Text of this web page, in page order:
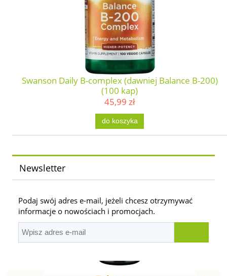
Swanson Daily B-complex (dawniej Balance B-200)
(100 kap)
45,99 zł
do koszyka
Newsletter
Podaj swój adres e-mail, jeżeli chcesz otrzymywać
informacje o nowościach i promocjach.